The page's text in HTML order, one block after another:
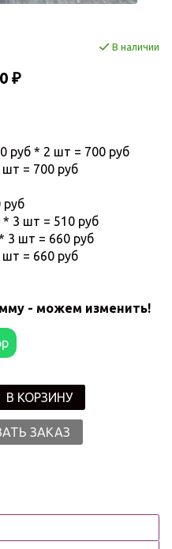
В наличии
₽
руб * 2 шт = 700 руб
= 700 руб
руб
3 шт = 510 руб
3 шт = 660 руб
= 660 руб
- можем изменить!
В КОРЗИНУ
ЗАКАЗ